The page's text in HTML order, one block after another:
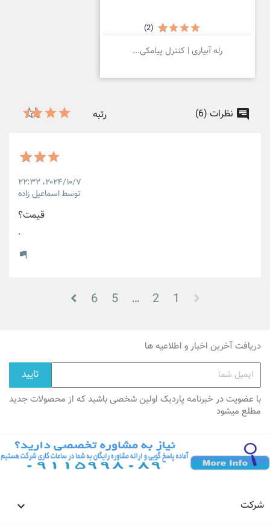
رله آبیاری | کنترل پیامکی...
(2)
نظرات (6) رتبه
۲۰۲۴/۱۰/۷،‏ ۲۲:۳۲
توسط اسماعیل زاده
قیمت؟
.
1
2
…
5
6
دریافت آخرین اخبار و اطلاعیه ها
با عضویت در خبرنامه پاردیک اولین شخصی باشید که از محصولات جدید
مطلع میشود
شرکت 